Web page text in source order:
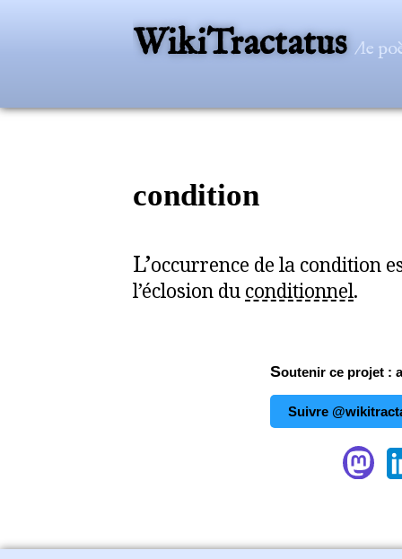
WikiTractatus /le
condition
L’occurrence de la condition
l’éclosion du conditionnel.
Soutenir ce projet :
Suivre